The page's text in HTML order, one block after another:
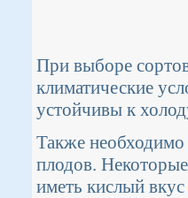
При выборе
климатические
устойчивы к
Также необходимо
плодов.
иметь кислый